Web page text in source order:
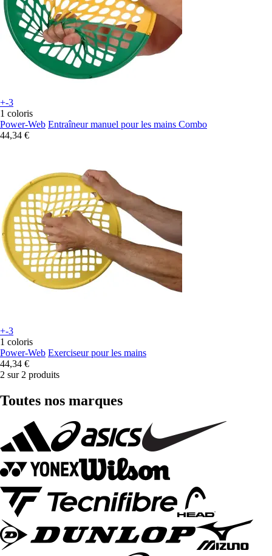
+-3
1 coloris
Power-Web Entraîneur manuel pour les mains Combo
44,34 €
+-3
1 coloris
Power-Web Exerciseur pour les mains
44,34 €
2 sur 2 produits
Toutes nos marques